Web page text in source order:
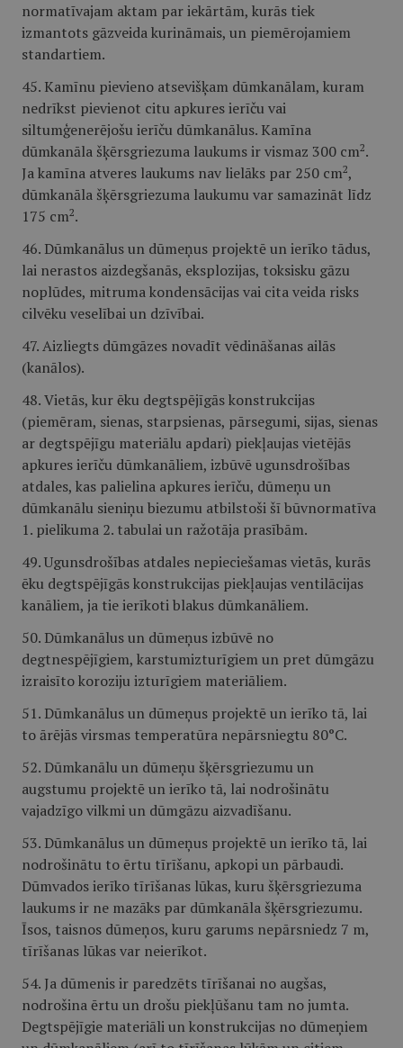
normatīvajam aktam par iekārtām, kurās tiek
izmantots gāzveida kurināmais, un piemērojamiem
standartiem.
45. Kamīnu pievieno atsevišķam dūmkanālam, kuram
nedrīkst pievienot citu apkures ierīču vai
siltumģenerējošu ierīču dūmkanālus. Kamīna
dūmkanāla šķērsgriezuma laukums ir vismaz 300 cm2.
Ja kamīna atveres laukums nav lielāks par 250 cm2,
dūmkanāla šķērsgriezuma laukumu var samazināt līdz
175 cm2.
46. Dūmkanālus un dūmeņus projektē un ierīko tādus,
lai nerastos aizdegšanās, eksplozijas, toksisku gāzu
noplūdes, mitruma kondensācijas vai cita veida risks
cilvēku veselībai un dzīvībai.
47. Aizliegts dūmgāzes novadīt vēdināšanas ailās
(kanālos).
48. Vietās, kur ēku degtspējīgās konstrukcijas
(piemēram, sienas, starpsienas, pārsegumi, sijas, sienas
ar degtspējīgu materiālu apdari) piekļaujas vietējās
apkures ierīču dūmkanāliem, izbūvē ugunsdrošības
atdales, kas palielina apkures ierīču, dūmeņu un
dūmkanālu sieniņu biezumu atbilstoši šī būvnormatīva
1. pielikuma 2. tabulai un ražotāja prasībām.
49. Ugunsdrošības atdales nepieciešamas vietās, kurās
ēku degtspējīgās konstrukcijas piekļaujas ventilācijas
kanāliem, ja tie ierīkoti blakus dūmkanāliem.
50. Dūmkanālus un dūmeņus izbūvē no
degtnespējīgiem, karstumizturīgiem un pret dūmgāzu
izraisīto koroziju izturīgiem materiāliem.
51. Dūmkanālus un dūmeņus projektē un ierīko tā, lai
to ārējās virsmas temperatūra nepārsniegtu 80°C.
52. Dūmkanālu un dūmeņu šķērsgriezumu un
augstumu projektē un ierīko tā, lai nodrošinātu
vajadzīgo vilkmi un dūmgāzu aizvadīšanu.
53. Dūmkanālus un dūmeņus projektē un ierīko tā, lai
nodrošinātu to ērtu tīrīšanu, apkopi un pārbaudi.
Dūmvados ierīko tīrīšanas lūkas, kuru šķērsgriezuma
laukums ir ne mazāks par dūmkanāla šķērsgriezumu.
Īsos, taisnos dūmeņos, kuru garums nepārsniedz 7 m,
tīrīšanas lūkas var neierīkot.
54. Ja dūmenis ir paredzēts tīrīšanai no augšas,
nodrošina ērtu un drošu piekļūšanu tam no jumta.
Degtspējīgie materiāli un konstrukcijas no dūmeņiem